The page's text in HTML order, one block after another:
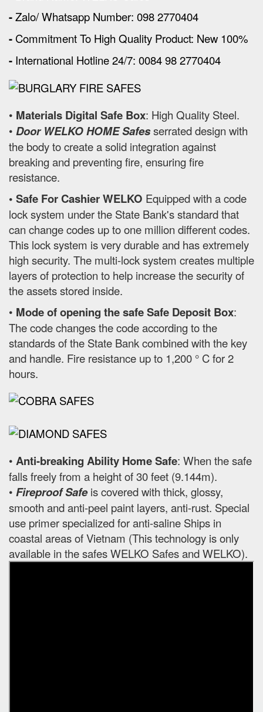
-Zalo/ Whatsapp Number: 098 2770404
- Commitment To High Quality Product: New 100%
- International Hotline 24/7: 0084 98 2770404
• Materials Digital Safe Box: High Quality Steel.
• Door WELKO HOME Safesserrated design with
the body to create a solid integration against
breaking and preventing fire, ensuring fire
resistance.
• Safe For Cashier WELKO Equipped with a code
lock system under the State Bank's standard that
can change codes up to one million different codes.
This lock system is very durable and has extremely
high security. The multi-lock system creates multiple
layers of protection to help increase the security of
the assets stored inside.
• Mode of opening the safe Safe Deposit Box:
The code changes the code according to the
standards of the State Bank combined with the key
and handle. Fire resistance up to 1,200 ° C for 2
hours.
• Anti-breaking Ability Home Safe: When the safe
falls freely from a height of 30 feet (9.144m).
• Fireproof Safeis covered with thick, glossy,
smooth and anti-peel paint layers, anti-rust. Special
use primer specialized for anti-saline Ships in
coastal areas of Vietnam (This technology is only
available in the safes WELKO Safes and WELKO).